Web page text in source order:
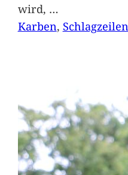
wird, …
Karben, Schlagzeilen